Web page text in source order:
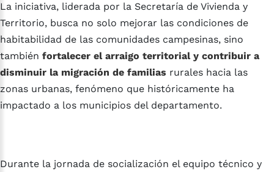
La iniciativa, liderada por la Secretaría de Vivienda y
Territorio, busca no solo mejorar las condiciones de
habitabilidad de las comunidades campesinas, sino
también fortalecer el arraigo territorial y contribuir a
disminuir la migración de familias rurales hacia las
zonas urbanas, fenómeno que históricamente ha
impactado a los municipios del departamento.
Durante la jornada de socialización el equipo técnico y